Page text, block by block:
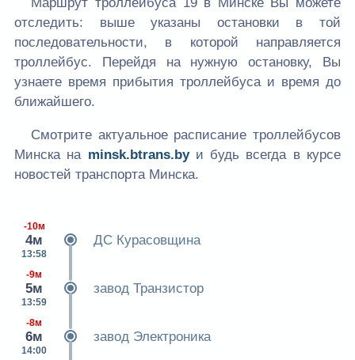
отследить: выше указаны остановки в той
последовательности, в которой направляется
троллейбус. Перейдя на нужную остановку, Вы
узнаете время прибытия троллейбуса и время до
ближайшего.
Смотрите актуальное расписание троллейбусов
Минска на minsk.btrans.byи будь всегда в курсе
новостей транспорта Минска.
-10м
4м
13:58
ДС Курасовщина
-9м
5м
13:59
завод Транзистор
-8м
6м
14:00
завод Электроника